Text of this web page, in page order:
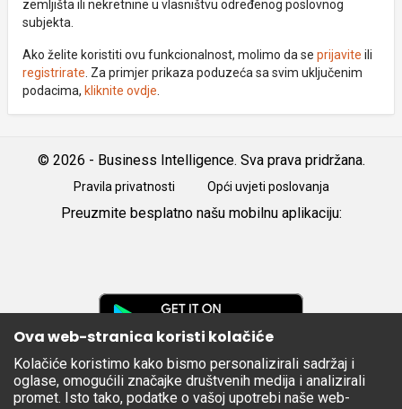
zemljišta ili nekretnine u vlasništvu određenog poslovnog
subjekta.
Ako želite koristiti ovu funkcionalnost, molimo da se prijavite ili
registrirate . Za primjer prikaza poduzeća sa svim uključenim
podacima, kliknite ovdje
© 2026 - Business Intelligence. Sva prava pridržana.
Pravila privatnosti Opći uvjeti poslovanja
Preuzmite besplatno našu mobilnu aplikaciju:
Apple
Store
Ova web-stranica koristi kolačiće
Kolačiće koristimo kako bismo personalizirali sadržaj i
oglase, omogućili značajke društvenih medija i analizirali
promet. Isto tako, podatke o vašoj upotrebi naše web-